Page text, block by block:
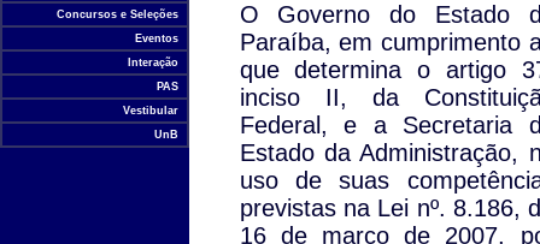
Concursos e Seleções
Eventos
Interação
PAS
Vestibular
UnB
O Governo do Estado
Paraíba, em cumprimento
que determina o artigo
inciso II, da
Federal, e a Secretaria
Estado da Administração,
uso de suas
previstas na Lei nº. 8.186,
16 de março de 2007,